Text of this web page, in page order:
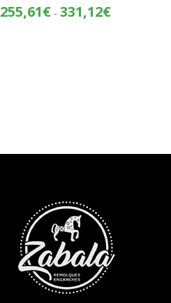
255,61€ - 331,12€Rango